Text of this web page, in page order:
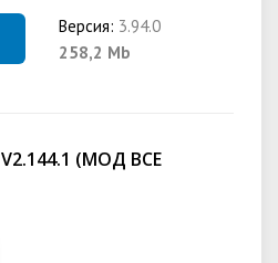
Версия: 3.94.0
258,2 Mb
V2.144.1 (МОД ВСЕ